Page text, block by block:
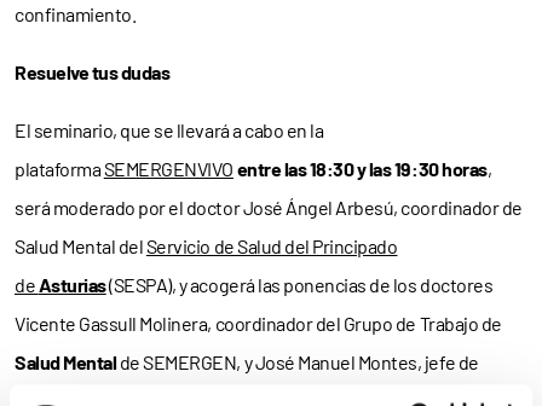
confinamiento.
Resuelve tus dudas
El seminario, que se llevará a cabo en la
plataformaSEMERGENVIVO entre las 18:30 y las 19:30 horas,
será moderado por el doctor José Ángel Arbesú, coordinador de
Salud Mental delServicio de Salud del Principado
de Asturias(SESPA), y acogerá las ponencias de los doctores
Vicente Gassull Molinera, coordinador del Grupo de Trabajo de
Salud Mentalde SEMERGEN, y José Manuel Montes, jefe de
Sección de
Hospital Universitario Ramón y